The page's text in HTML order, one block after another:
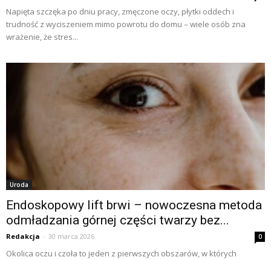
Napięta szczęka po dniu pracy, zmęczone oczy, płytki oddech i
trudność z wyciszeniem mimo powrotu do domu – wiele osób zna
wrażenie, że stres...
Uroda
Endoskopowy lift brwi – nowoczesna metoda
odmładzania górnej części twarzy bez...
Redakcja - 30 marca 2026 0
Okolica oczu i czoła to jeden z pierwszych obszarów, w których